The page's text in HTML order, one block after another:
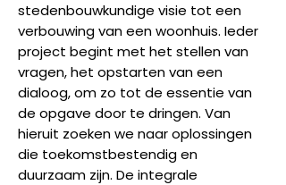
stedenbouwkundige visie tot een
verbouwing van een woonhuis. Ieder
project begint met het stellen van
vragen, het opstarten van een
dialoog, om zo tot de essentie van
de opgave door te dringen. Van
hieruit zoeken we naar oplossingen
die toekomstbestendig en
duurzaam zijn. De integrale